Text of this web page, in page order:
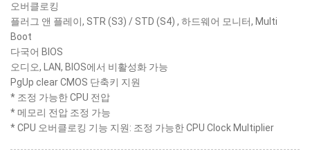
오버클로킹
플러그 앤 플레이, STR (S3) / STD (S4) , 하드웨어 모니터, Multi
Boot
다국어 BIOS
오디오, LAN, BIOS에서 비활성화 가능
PgUp clear CMOS 단축키 지원
* 조정 가능한 CPU 전압
* 메모리 전압 조정 가능
* CPU 오버클로킹 기능 지원: 조정 가능한 CPU Clock Multiplier